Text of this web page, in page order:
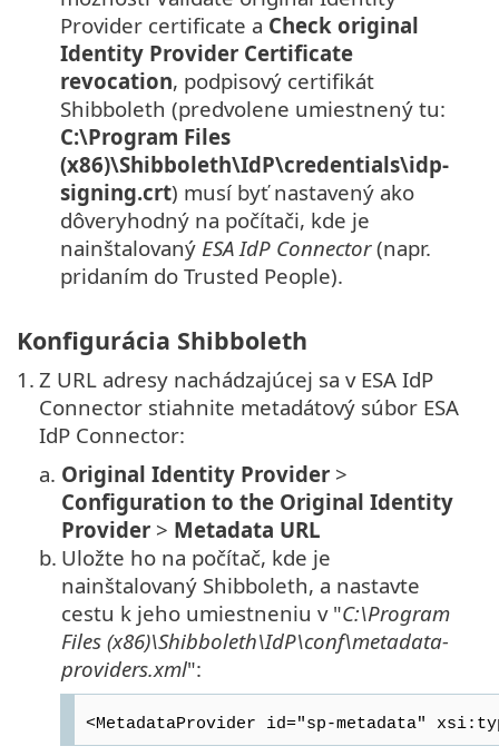
Provider certificate a Check original
Identity Provider Certificate
revocation, podpisový certifikát
Shibboleth (predvolene umiestnený tu:
C:\Program Files
(x86)\Shibboleth\IdP\credentials\idp-
signing.crt) musí byť nastavený ako
dôveryhodný na počítači, kde je
nainštalovaný ESA IdP Connector(napr.
pridaním do Trusted People).
Konfigurácia Shibboleth
1. Z URL adresy nachádzajúcej sa v ESA IdP
Connector stiahnite metadátový súbor ESA
IdP Connector:
a. Original Identity Provider >
Configuration to the Original Identity
Provider > Metadata URL
b. Uložte ho na počítač, kde je
nainštalovaný Shibboleth, a nastavte
cestu k jeho umiestneniu v "C:\Program
Files (x86)\Shibboleth\IdP\conf\metadata-
providers.xml":
<MetadataProvider id="sp-metadata"